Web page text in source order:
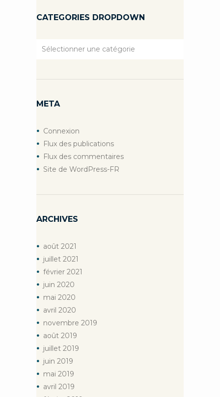
CATEGORIES DROPDOWN
Categories
META
Connexion
Flux des publications
Flux des commentaires
Site de WordPress-FR
ARCHIVES
août 2021
juillet 2021
février 2021
juin 2020
mai 2020
avril 2020
novembre 2019
août 2019
juillet 2019
juin 2019
mai 2019
avril 2019